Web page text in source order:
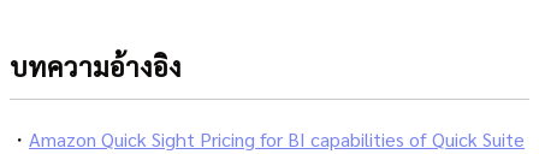
บทความอ้างอิง
・ Amazon Quick Sight Pricing for BI capabilities of Quick Suite